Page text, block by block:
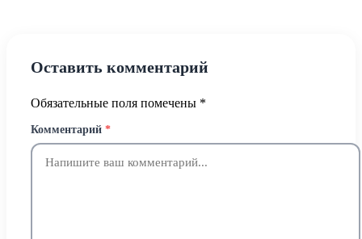
Оставить комментарий
Обязательные поля помечены *
Комментарий *